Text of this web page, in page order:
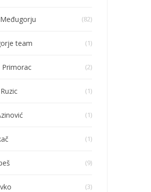
(82)
team (1)
Primorac (2)
(1)
(1)
(1)
(9)
(3)